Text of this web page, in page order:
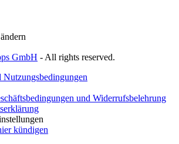
GmbH - All rights reserved.
Nutzungsbedingungen
und Widerrufsbelehrung
kündigen